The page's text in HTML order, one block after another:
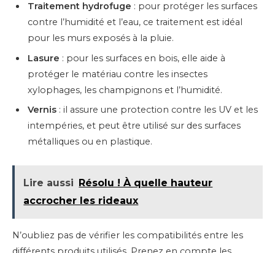
Traitement hydrofuge : pour protéger les surfaces
contre l’humidité et l’eau, ce traitement est idéal
pour les murs exposés à la pluie.
Lasure : pour les surfaces en bois, elle aide à
protéger le matériau contre les insectes
xylophages, les champignons et l’humidité.
Vernis : il assure une protection contre les UV et les
intempéries, et peut être utilisé sur des surfaces
métalliques ou en plastique.
Lire aussi
Résolu ! À quelle hauteur
accrocher les rideaux
N’oubliez pas de vérifier les compatibilités entre les